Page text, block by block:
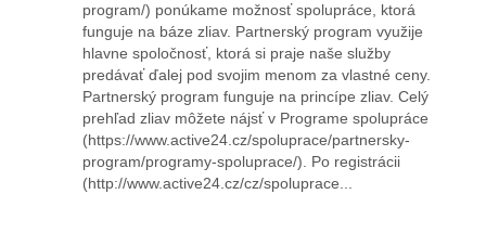
program/) ponúkame možnosť spolupráce, ktorá
funguje na báze zliav. Partnerský program využije
hlavne spoločnosť, ktorá si praje naše služby
predávať ďalej pod svojim menom za vlastné ceny.
Partnerský program funguje na princípe zliav. Celý
prehľad zliav môžete nájsť v Programe spolupráce
(https://www.active24.cz/spoluprace/partnersky-
program/programy-spoluprace/). Po registrácii
(http://www.active24.cz/cz/spoluprace...